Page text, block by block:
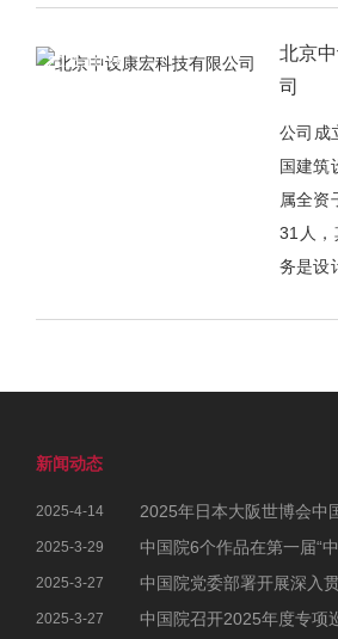
术。
行，
动，依
程中心
模块建
综合服
上海、
共建产
门服务
查机构
独资子
建筑工
简称“
全部
纳一些
人员46
高级专
了中设
2021-10-28
北京
司
公司成
国建筑
属全资
31人，
务是设
新闻动态
2025-4-14
2025-3-29
2025-3-27
2025-3-27